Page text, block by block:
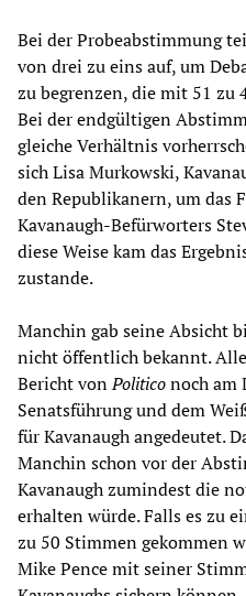
Bei der Probeabstimmung
von drei zu eins auf, um
zu begrenzen, die mit 51 zu
Bei der endgültigen
gleiche Verhältnis
sich Lisa Murkowski,
den Republikanern, um das
Kavanaugh-Befürworters
diese Weise kam das
zustande.
Manchin gab seine Absicht
nicht öffentlich bekannt.
Bericht vonPoliticonoch am
Senatsführung und dem
für Kavanaugh angedeutet.
Manchin schon vor der
Kavanaugh zumindest die
erhalten würde. Falls es zu
zu 50 Stimmen gekommen
Mike Pence mit seiner